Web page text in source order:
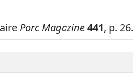
Porc Magazine441, p. 26.